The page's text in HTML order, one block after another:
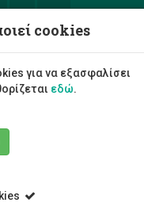
cookies
για να εξασφαλίσει
εδώ.